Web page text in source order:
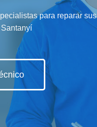
para reparar sus